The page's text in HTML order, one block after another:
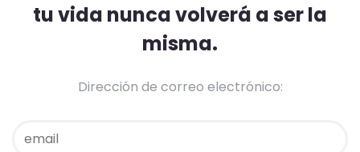
tu vida nunca volverá a ser la
misma.
Dirección de correo electrónico: